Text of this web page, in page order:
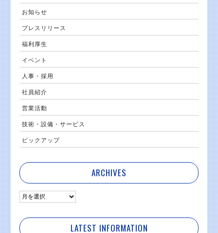
お知らせ
プレスリリース
福利厚生
イベント
人事・採用
社員紹介
営業活動
技術・設備・サービス
ピックアップ
ARCHIVES
LATEST INFORMATION